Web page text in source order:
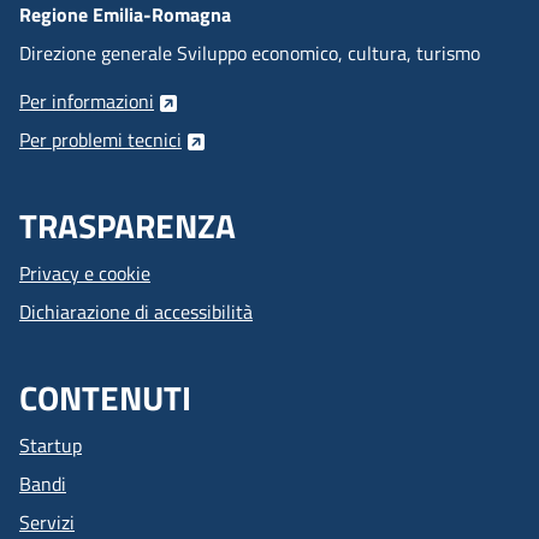
Regione Emilia-Romagna
Direzione generale Sviluppo economico, cultura, turismo
Per informazioni
Per problemi tecnici
TRASPARENZA
Privacy e cookie
Dichiarazione di accessibilità
CONTENUTI
Startup
Bandi
Servizi